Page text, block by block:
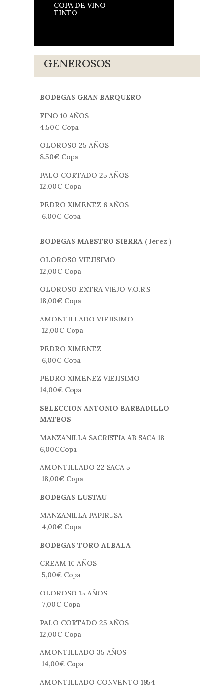
COPA DE VINO
TINTO
GENEROSOS
BODEGAS GRAN BARQUERO
FINO 10 AÑOS
4.50€ Copa
OLOROSO 25 AÑOS
8.50€ Copa
PALO CORTADO 25 AÑOS
12.00€ Copa
PEDRO XIMENEZ 6 AÑOS
6.00€ Copa
BODEGAS MAESTRO SIERRA ( Jerez )
OLOROSO VIEJISIMO
12,00€ Copa
OLOROSO EXTRA VIEJO V.O.R.S
18,00€ Copa
AMONTILLADO VIEJISIMO
12,00€ Copa
PEDRO XIMENEZ
6,00€ Copa
PEDRO XIMENEZ VIEJISIMO
14,00€ Copa
SELECCION ANTONIO BARBADILLO
MATEOS
MANZANILLA SACRISTIA AB SACA 18
6,00€Copa
AMONTILLADO 22 SACA 5
18,00€ Copa
BODEGAS LUSTAU
MANZANILLA PAPIRUSA
4,00€ Copa
BODEGAS TORO ALBALA
CREAM 10 AÑOS
5,00€ Copa
OLOROSO 15 AÑOS
7,00€ Copa
PALO CORTADO 25 AÑOS
12,00€ Copa
AMONTILLADO 35 AÑOS
14,00€ Copa
AMONTILLADO CONVENTO 1954